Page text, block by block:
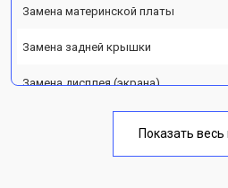
Замена материнской платы
Замена задней крышки
Замена дисплея (экрана)
Замена кнопки включения
Показать весь